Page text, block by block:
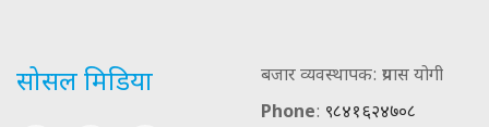
सोसल मिडिया
बजार व्यवस्थापक: प्रयास योगी
Phone: ९८४१६२४७०८